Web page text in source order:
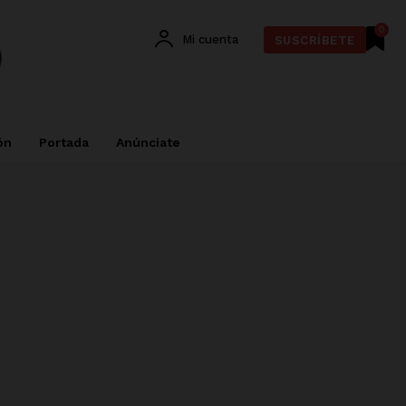
0
Mi cuenta SUSCRÍBETE
Portada Anúnciate